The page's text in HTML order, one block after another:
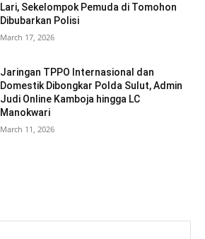
Lari, Sekelompok Pemuda di Tomohon
Dibubarkan Polisi
March 17, 2026
Jaringan TPPO Internasional dan
Domestik Dibongkar Polda Sulut, Admin
Judi Online Kamboja hingga LC
Manokwari
March 11, 2026